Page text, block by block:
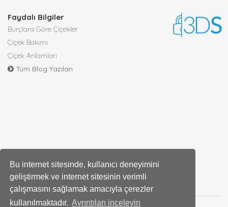
Bu internet sitesinde, kullanıcı deneyimini
geliştirmek ve internet sitesinin verimli
çalışmasını sağlamak amacıyla çerezler
kullanılmaktadır. Ayrıntıları inceleyin
Faydalı Bilgiler
Burçlara Göre Çiçekler
Çiçek Bakımı
Çiçek Anlamları
Tüm Blog Yazıları